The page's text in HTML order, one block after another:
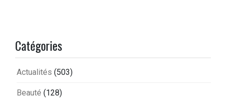
Catégories
Actualités (503)
Beauté (128)